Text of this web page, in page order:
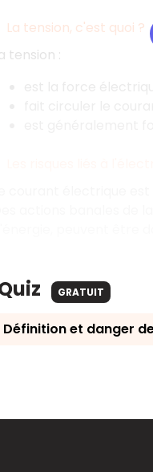
La tension, c'est quoi ?
tension :
GRATUIT
Définition et danger